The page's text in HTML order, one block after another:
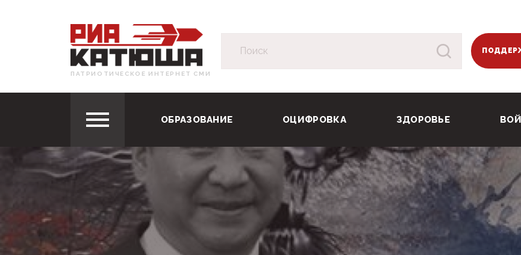
ПАТРИОТИЧЕСКОЕ ИНТЕРНЕТ СМИ
ОБРАЗОВАНИЕ ОЦИФРОВКА ЗДОРОВЬЕ